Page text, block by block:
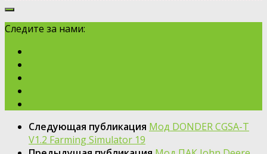
Следите за нами:
Следующая публикация Мод DONDER CGSA-T
V1.2 Farming Simulator 19